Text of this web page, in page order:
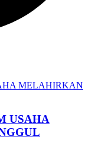
USAHA